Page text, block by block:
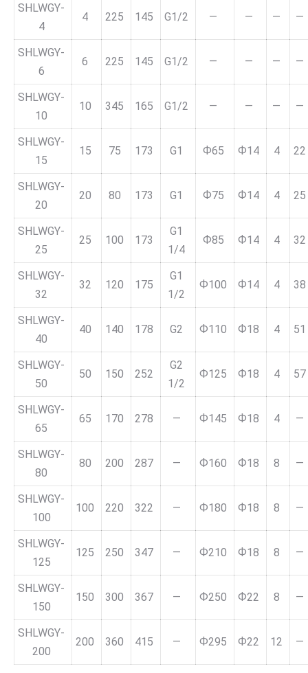
SHLWGY-
4
4 225 145 G1/2 — — — —
SHLWGY-
6
6 225 145 G1/2 — — — —
SHLWGY-
10
10 345 165 G1/2 — — — —
SHLWGY-
15
15 75 173 G1 Ф65 Ф14 4 22
SHLWGY-
20
20 80 173 G1 Ф75 Ф14 4 25
SHLWGY-
25
25 100 173
G1
1/4
Ф85 Ф14 4 32
SHLWGY-
32
32 120 175
G1
1/2
Ф100 Ф14 4 38
SHLWGY-
40
40 140 178 G2 Ф110 Ф18 4 51
SHLWGY-
50
50 150 252
G2
1/2
Ф125 Ф18 4 57
SHLWGY-
65
65 170 278 — Ф145 Ф18 4 —
SHLWGY-
80
80 200 287 — Ф160 Ф18 8 —
SHLWGY-
100
100 220 322 — Ф180 Ф18 8 —
SHLWGY-
125
125 250 347 — Ф210 Ф18 8 —
SHLWGY-
150
150 300 367 — Ф250 Ф22 8 —
SHLWGY-
200
200 360 415 — Ф295 Ф22 12 —